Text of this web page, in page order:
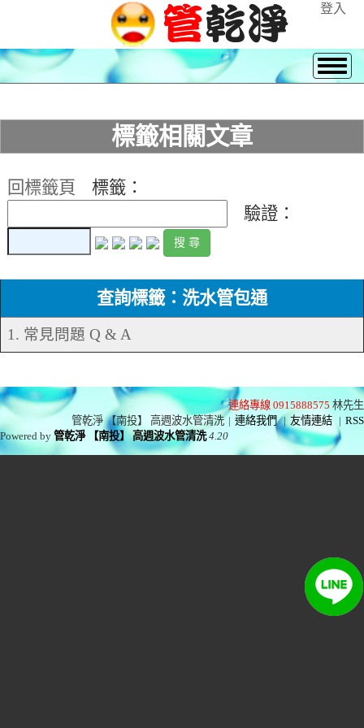
登入
標籤相關文章
回標籤頁
標籤：
驗證：
查詢標籤：洗水管包通
1. 常見問題 Q & A
連絡專線 0915888575 林先生
管乾淨 【南投】 高週波水管清洗 | 連絡我們 | 友情連結 | RSS
Powered by管乾淨 【南投】 高週波水管清洗 4.20